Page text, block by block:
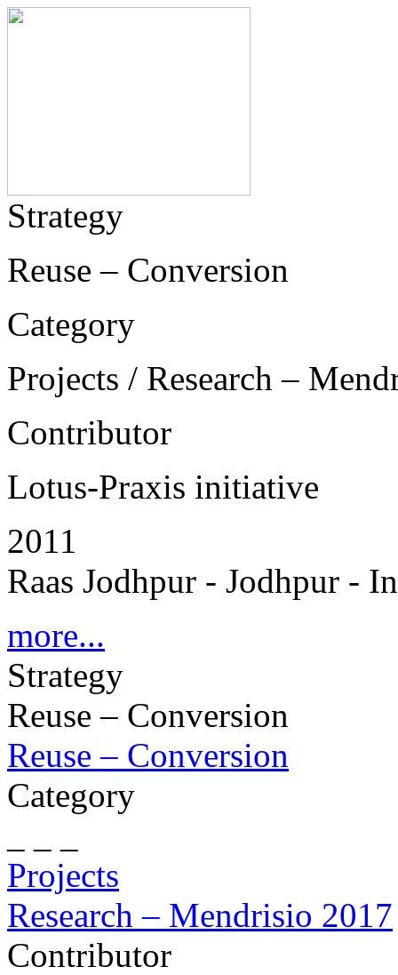
Strategy
Reuse – Conversion
Category
Projects / Research –
Contributor
Lotus-Praxis initiative
2011
Raas Jodhpur - Jodhpur -
more...
Strategy
Reuse – Conversion
Reuse – Conversion
Category
Projects
Research – Mendrisio 2017
Contributor